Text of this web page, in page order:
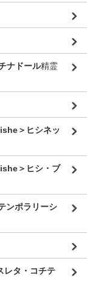
ナドール精霊
＞ヒシネッ
＞ヒシ・ブ
ンポラリーシ
レタ・コチテ